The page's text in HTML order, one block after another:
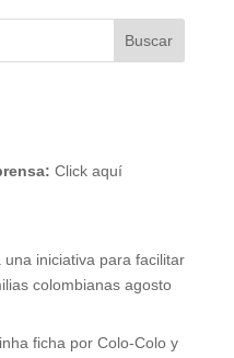
Click aquí
iniciativa para facilitar
colombianas agosto
ficha por Colo-Colo y